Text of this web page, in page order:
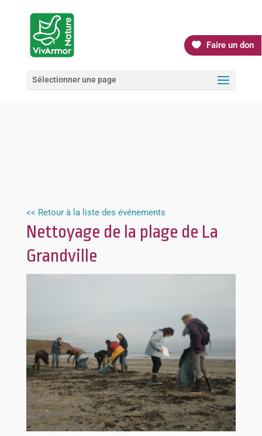
Faire un don
Sélectionner une page
<< Retour à la liste des événements
Nettoyage de la plage de La
Grandville